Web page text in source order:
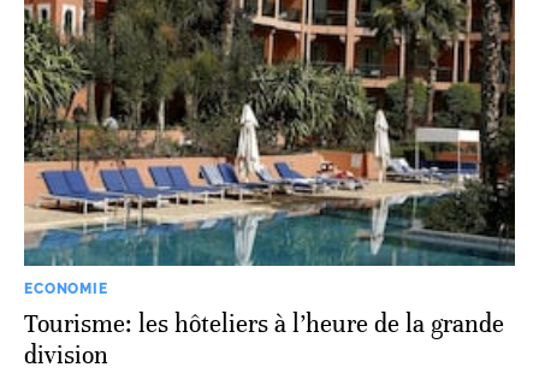
ECONOMIE
Tourisme: les hôteliers à l’heure de la grande
division